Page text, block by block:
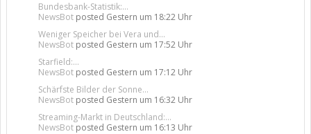
Bundesbank-Statistik:...
NewsBot posted Gestern um 18:22 Uhr
Weniger Speicher bei Vera und...
NewsBot posted Gestern um 17:52 Uhr
Starfield:...
NewsBot posted Gestern um 17:12 Uhr
Schärfste Bilder der Sonne...
NewsBot posted Gestern um 16:32 Uhr
Streaming-Markt in Deutschland:...
NewsBot posted Gestern um 16:13 Uhr